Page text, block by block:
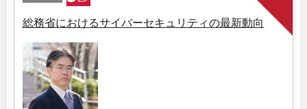
総務省におけるサイバーセキュリティの最新動向